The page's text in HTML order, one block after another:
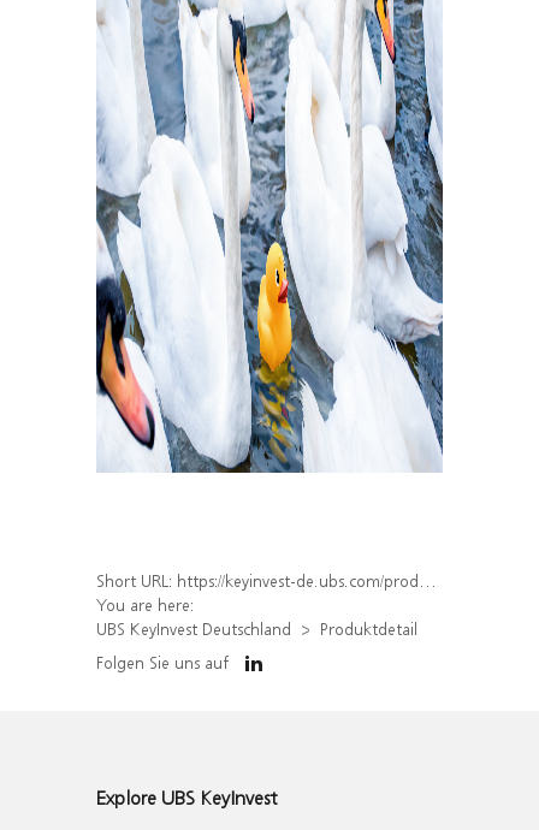
Short URL: https://keyinvest-de.ubs.com/produkt/detail/index/isin/DE000WA7TLQ9
You are here:
UBS KeyInvest Deutschland
Produktdetail
Folgen Sie uns auf
Explore UBS KeyInvest